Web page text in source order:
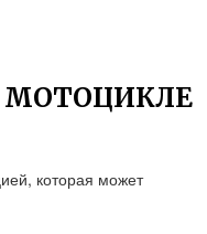
МОТОЦИКЛЕ
которая может